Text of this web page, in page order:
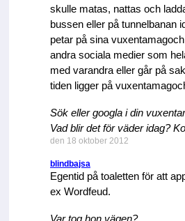
skulle matas, nattas och
bussen eller på tunnelbanan
petar på sina
andra sociala medier som
med varandra eller går på
tiden ligger på
Sök eller googla i din
Vad blir det för väder idag?
den 18 oktober 2012
blindbajsa
Egentid på toaletten för att
ex Wordfeud.
Var tog hon vägen?